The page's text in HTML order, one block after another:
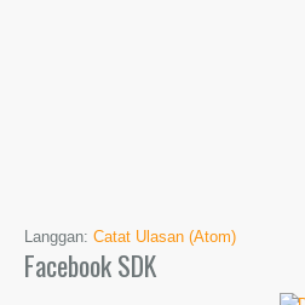
Langgan: Catat Ulasan (Atom)
Facebook SDK